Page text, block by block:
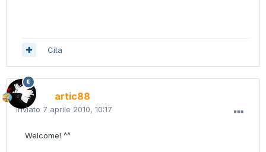
Cita
artic88
Inviato 7 aprile 2010, 10:17
Welcome! ^^